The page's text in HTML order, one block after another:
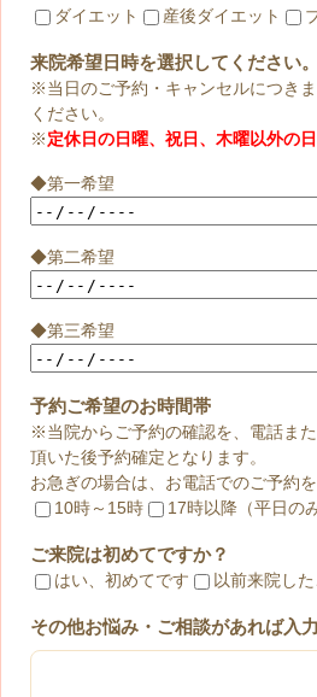
ダイエット 産後ダイエット
来院希望日時を選択してください。
※当日のご予約・キャンセルにつき
ください。
※定休日の日曜、祝日、木曜以外の
◆第一希望
◆第二希望
◆第三希望
予約ご希望のお時間帯
※当院からご予約の確認を、電話ま
頂いた後予約確定となります。
お急ぎの場合は、お電話でのご予約を
10時～15時
17時以降（平日のみ
ご来院は初めてですか？
はい、初めてです 以前来院し
その他お悩み・ご相談があれば入